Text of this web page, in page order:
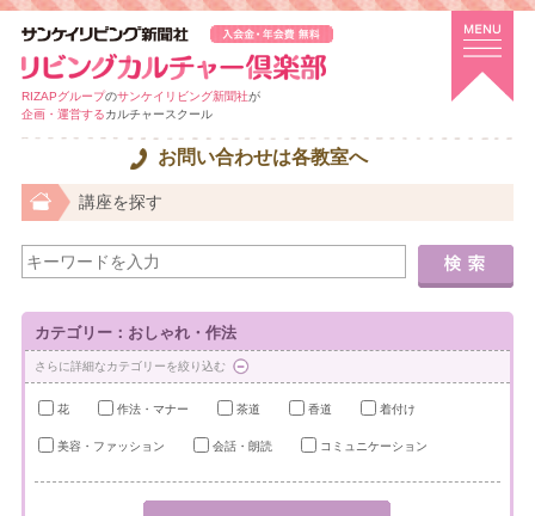
RIZAPグループのサンケイリビング新聞社が
企画・運営するカルチャースクール
お問い合わせは各教室へ
講座を探す
カテゴリー：おしゃれ・作法
さらに詳細なカテゴリーを絞り込む
花 作法・マナー 茶道 香道 着付け
美容・ファッション 会話・朗読 コミュニケーション